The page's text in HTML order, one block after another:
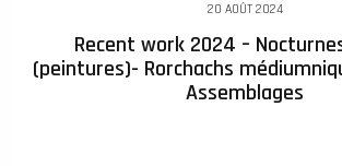
20 AOÛT 2024
Recent work 2024 –
(peintures)- Rorchachs
Assemblages